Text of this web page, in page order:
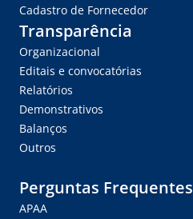
Cadastro de Fornecedor
Transparência
Organizacional
Editais e convocatórias
Relatórios
Demonstrativos
Balanços
Outros
Perguntas Frequentes
APAA